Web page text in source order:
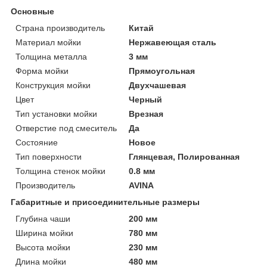
Основные
Страна производитель
Китай
Материал мойки
Нержавеющая сталь
Толщина металла
3 мм
Форма мойки
Прямоугольная
Конструкция мойки
Двухчашевая
Цвет
Черный
Тип установки мойки
Врезная
Отверстие под смеситель
Да
Состояние
Новое
Тип поверхности
Глянцевая, Полированная
Толщина стенок мойки
0.8 мм
Производитель
AVINA
Габаритные и присоединительные размеры
Глубина чаши
200 мм
Ширина мойки
780 мм
Высота мойки
230 мм
Длина мойки
480 мм